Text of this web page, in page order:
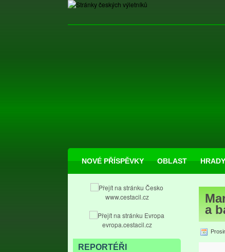
NOVÉ PŘÍSPĚVKY OBLAST
www.cestacil.cz
evropa.cestacil.cz
REPORTÉŘI
a